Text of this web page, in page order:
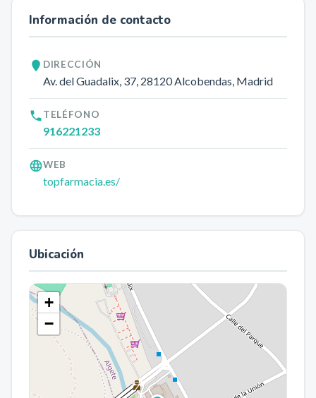
Información de contacto
DIRECCIÓN
Av. del Guadalix, 37, 28120Alcobendas, Madrid
TELÉFONO
916221233
WEB
topfarmacia.es/
Ubicación
+
−